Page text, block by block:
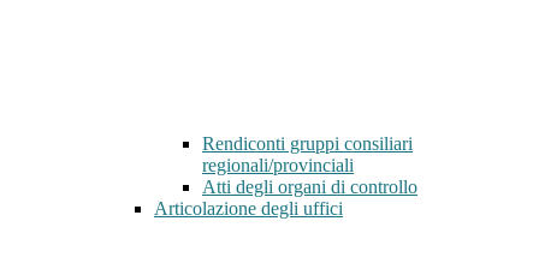
Rendiconti gruppi consiliari
regionali/provinciali
Atti degli organi di controllo
Articolazione degli uffici